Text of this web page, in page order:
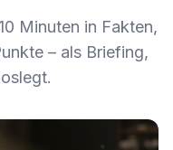
Minuten in Fakten,
– als Briefing,